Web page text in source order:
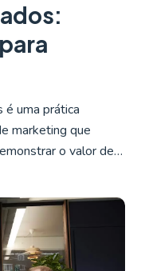
uma prática
marketing que
o valor de…